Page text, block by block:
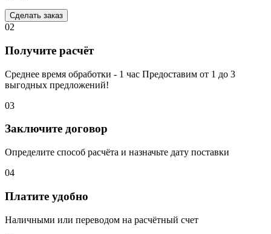
Сделать заказ
02
Получите расчёт
Среднее время обработки - 1 час Предоставим от 1 до 3
выгодных предложений!
03
Заключите договор
Определите способ расчёта и назначьте дату поставки
04
Платите удобно
Наличными или переводом на расчётный счет